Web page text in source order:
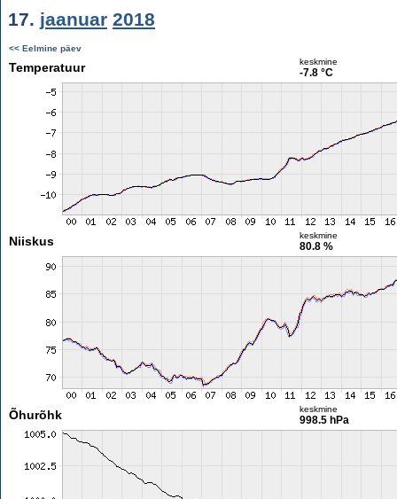
17. jaanuar 2018
<< Eelmine päev
Temperatuur keskmine
-7.8 °C
Niiskus keskmine
80.8 %
Õhurõhk keskmine
998.5 hPa